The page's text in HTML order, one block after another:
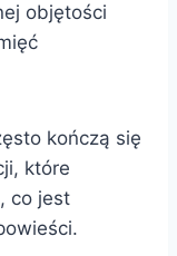
objętości
kończą się
które
co jest